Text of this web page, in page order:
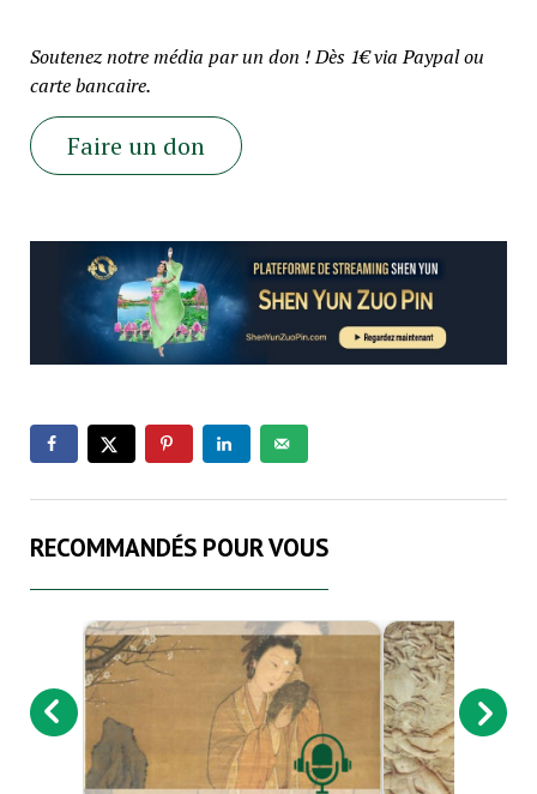
Soutenez notre média par un don ! Dès 1€ via Paypal ou
carte bancaire.
Faire un don
RECOMMANDÉS POUR VOUS